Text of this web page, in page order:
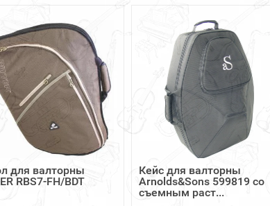
для валторны
RBS7-FH/BDT
Кейс для валторны
Arnolds&Sons 599819 со
съемным раст...